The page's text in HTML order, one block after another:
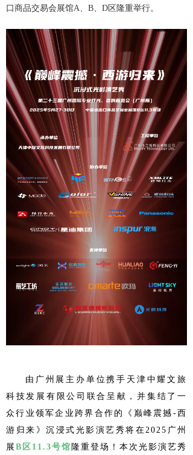
口商品交易会展馆A、B、D区隆重举行。
由广州展主办单位携手天津中耀文旅
科技发展有限公司联合呈献，并集结了一
众行业领军企业跨界合作的《巅峰震撼-西
游归来》沉浸式光影演艺秀将在2025广州
展 B区11.3号馆 隆重登场 ！本次光影演艺秀